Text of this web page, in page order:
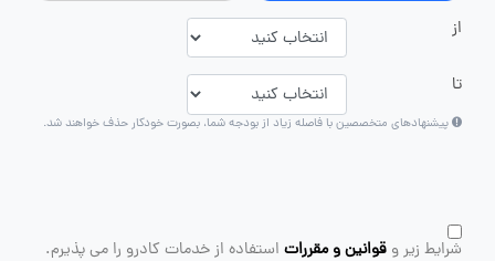
از
تا
پیشنهادهای متخصصین با فاصله زیاد از بودجه شما، بصورت خودکار حذف خواهند شد.
شرایط زیر و قوانین و مقررات استفاده از خدمات کادرو را می پذیرم.